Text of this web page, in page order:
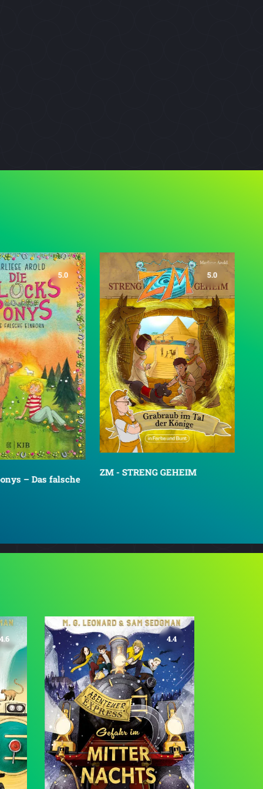
5.0
– Das falsche
5.0
ZM - STRENG GEHEIM
4.6 4.4